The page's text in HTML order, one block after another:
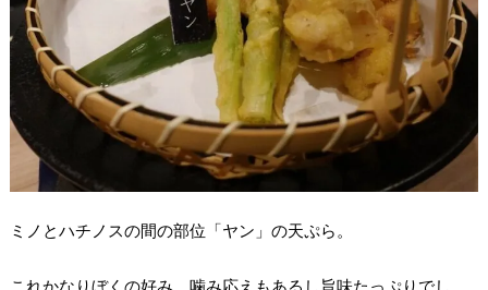
ミノとハチノスの間の部位「ヤン」の天ぷら。